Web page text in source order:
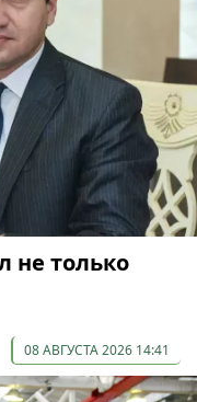
не только
08 АВГУСТА 2026 14:41